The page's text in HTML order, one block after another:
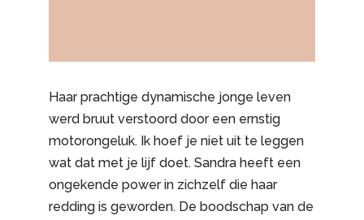
Haar prachtige dynamische jonge leven
werd bruut verstoord door een ernstig
motorongeluk. Ik hoef je niet uit te leggen
wat dat met je lijf doet. Sandra heeft een
ongekende power in zichzelf die haar
redding is geworden. De boodschap van de